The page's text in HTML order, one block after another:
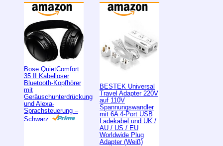
Bose QuietComfort
35 II Kabelloser
Bluetooth-Kopfhörer
mit
Geräuschunterdrückung
und Alexa-
Sprachsteuerung –
Schwarz
BESTEK Universal
Travel Adapter 220V
auf 110V
Spannungswandler
mit 6A 4-Port USB
Ladekabel und UK /
AU / US / EU
Worldwide Plug
Adapter (Weiß)